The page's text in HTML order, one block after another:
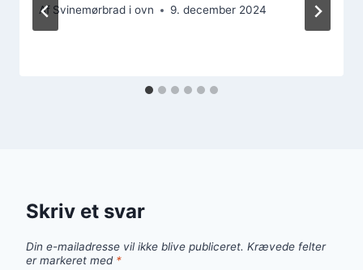
Af Svinemørbrad i ovn 9. december 2024
Skriv et svar
Din e-mailadresse vil ikke blive publiceret. Krævede felter
er markeret med *